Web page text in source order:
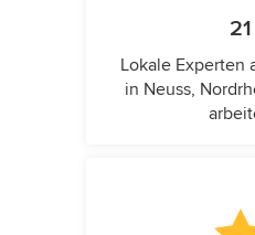
21
Lokale Experten
in Neuss,